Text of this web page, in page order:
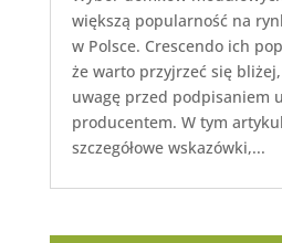
większą popularność na
w Polsce. Crescendo ich
że warto przyjrzeć się
uwagę przed podpisaniem
producentem. W tym
szczegółowe wskazówki,...